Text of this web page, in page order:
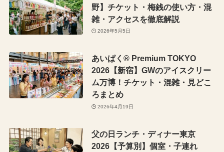
野】チケット・梅銭の使い方・混
雑・アクセスを徹底解説
2026年5月5日
あいぱく® Premium TOKYO
2026【新宿】GWのアイスクリー
ム万博！チケット・混雑・見どこ
ろまとめ
2026年4月19日
父の日ランチ・ディナー東京
2026【予算別】個室・子連れ